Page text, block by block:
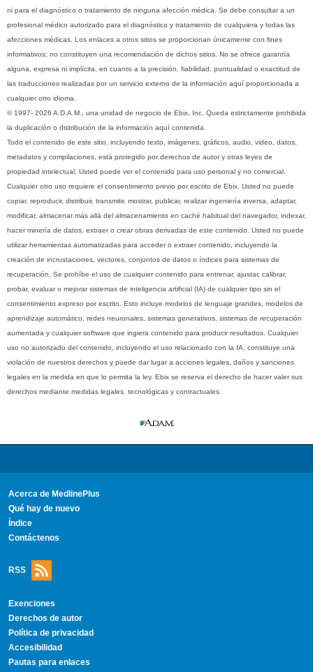
ni para el diagnóstico o tratamiento de ninguna afección médica. Se debe consultar a un
profesional médico autorizado para el diagnóstico y tratamiento de cualquiera y todas las
afecciones médicas. Los enlaces a otros sitios se proporcionan únicamente con fines
informativos; no constituyen una recomendación de dichos sitios. No se ofrece garantía
alguna, expresa ni implícita, en cuanto a la precisión, fiabilidad, puntualidad o exactitud de
las traducciones realizadas por un servicio externo de la información aquí proporcionada a
cualquier otro idioma.
© 1997- 2026 A.D.A.M., una unidad de negocio de Ebix, Inc. Queda estrictamente prohibida
la duplicación o distribución de la información aquí contenida.
Todo el contenido de este sitio, incluyendo texto, imágenes, gráficos, audio, video, datos,
metadatos y compilaciones, está protegido por derechos de autor y otras leyes de
propiedad intelectual. Usted puede ver el contenido para uso personal y no comercial.
Cualquier otro uso requiere el consentimiento previo por escrito de Ebix. Usted no puede
copiar, reproducir, distribuir, transmitir, mostrar, publicar, realizar ingeniería inversa, adaptar,
modificar, almacenar más allá del almacenamiento en caché habitual del navegador, indexar,
hacer minería de datos, extraer o crear obras derivadas de este contenido. Usted no puede
utilizar herramientas automatizadas para acceder o extraer contenido, incluyendo la
creación de incrustaciones, vectores, conjuntos de datos o índices para sistemas de
recuperación. Se prohíbe el uso de cualquier contenido para entrenar, ajustar, calibrar,
probar, evaluar o mejorar sistemas de inteligencia artificial (IA) de cualquier tipo sin el
consentimiento expreso por escrito. Esto incluye modelos de lenguaje grandes, modelos de
aprendizaje automático, redes neuronales, sistemas generativos, sistemas de recuperación
aumentada y cualquier software que ingiera contenido para producir resultados. Cualquier
uso no autorizado del contenido, incluyendo el uso relacionado con la IA, constituye una
violación de nuestros derechos y puede dar lugar a acciones legales, daños y sanciones
legales en la medida en que lo permita la ley. Ebix se reserva el derecho de hacer valer sus
derechos mediante medidas legales, tecnológicas y contractuales.
Acerca de MedlinePlus
Qué hay de nuevo
Índice
Contáctenos
RSS
Exenciones
Derechos de autor
Política de privacidad
Accesibilidad
Pautas para enlaces